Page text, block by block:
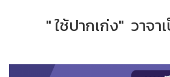
" ใช้ปากเก่ง" วาจ